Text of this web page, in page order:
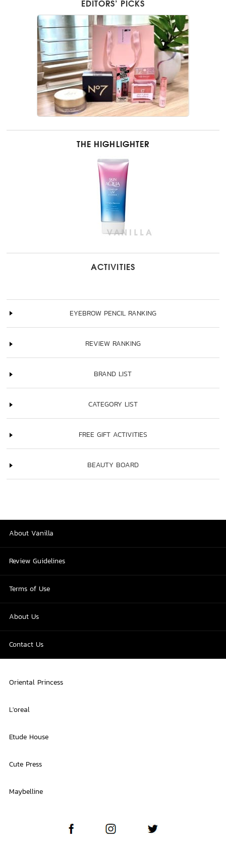
EDITORS’ PICKS
THE HIGHLIGHTER
ACTIVITIES
EYEBROW PENCIL RANKING
REVIEW RANKING
BRAND LIST
CATEGORY LIST
FREE GIFT ACTIVITIES
BEAUTY BOARD
About Vanilla
Review Guidelines
Terms of Use
About Us
Contact Us
Oriental Princess
L'oreal
Etude House
Cute Press
Maybelline